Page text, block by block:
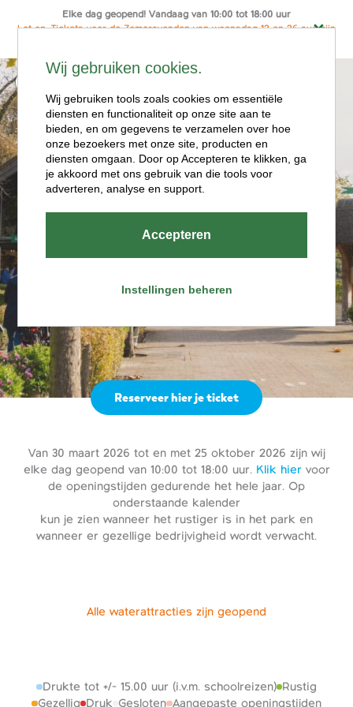
Elke dag geopend! Vandaag van 10:00 tot 18:00 uur
Let op: Tickets voor de Zomeravonden van woensdag 12 en 26 aug zijn
Ga
naar
de
inhoud
Openingstijde
n
Van 30 maart 2026 tot en met 25 oktober 2026 zijn wij
elke dag geopend van 10:00 tot 18:00 uur. Klik hiervoor
de openingstijden gedurende het hele jaar. Op
onderstaande kalender
kun je zien wanneer het rustiger is in het park en
wanneer er gezellige bedrijvigheid wordt verwacht.
Reserveer hier je ticket
Alle waterattracties zijn geopend
Aangepaste openingstijden
Druk
Drukte tot +/- 15.00 uur (i.v.m. schoolreizen)
Gesloten
Gezellig
Rustig
Wij gebruiken cookies.
Wij gebruiken tools zoals cookies om essentiële
diensten en functionaliteit op onze site aan te
bieden, en om gegevens te verzamelen over hoe
onze bezoekers met onze site, producten en
diensten omgaan. Door op Accepteren te klikken, ga
je akkoord met ons gebruik van die tools voor
adverteren, analyse en support.
Accepteren
Instellingen beheren